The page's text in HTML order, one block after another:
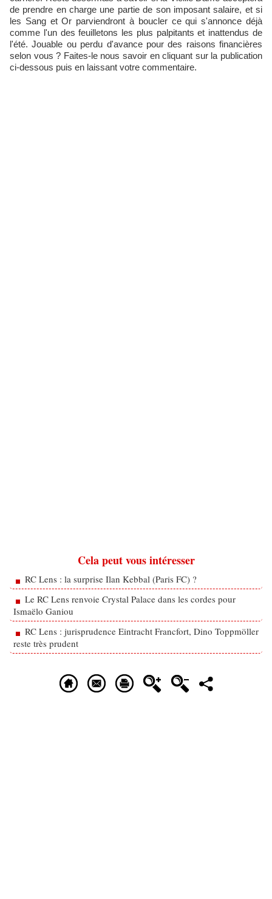
de prendre en charge une partie de son imposant salaire, et si
les Sang et Or parviendront à boucler ce qui s'annonce déjà
comme l'un des feuilletons les plus palpitants et inattendus de
l'été. Jouable ou perdu d'avance pour des raisons financières
selon vous ? Faites-le nous savoir en cliquant sur la publication
ci-dessous puis en laissant votre commentaire.
Cela peut vous intéresser
RC Lens : la surprise Ilan Kebbal (Paris FC) ?
Le RC Lens renvoie Crystal Palace dans les cordes pour
Ismaëlo Ganiou
RC Lens : jurisprudence Eintracht Francfort, Dino Toppmöller
reste très prudent